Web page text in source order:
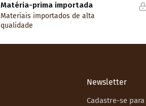
Matéria-prima importada
Materiais importados de alta
qualidade
Newsletter
Cadastre-se